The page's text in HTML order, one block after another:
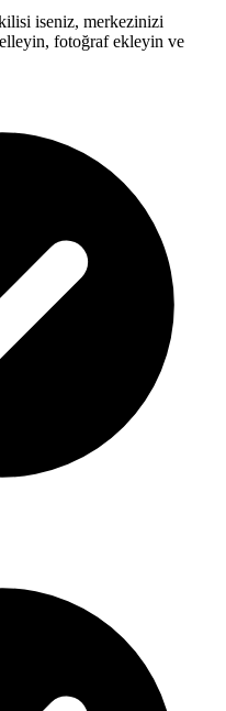
iseniz, merkezinizi
fotoğraf ekleyin ve